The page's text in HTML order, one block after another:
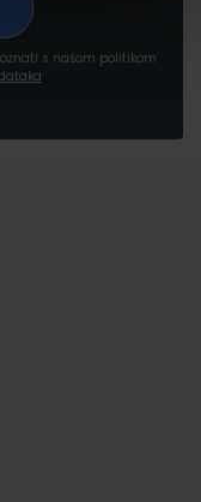
s našom politikom